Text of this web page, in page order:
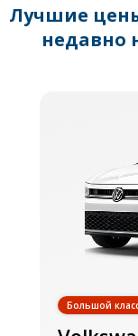
dates.
Лучшие
недавно
Большой